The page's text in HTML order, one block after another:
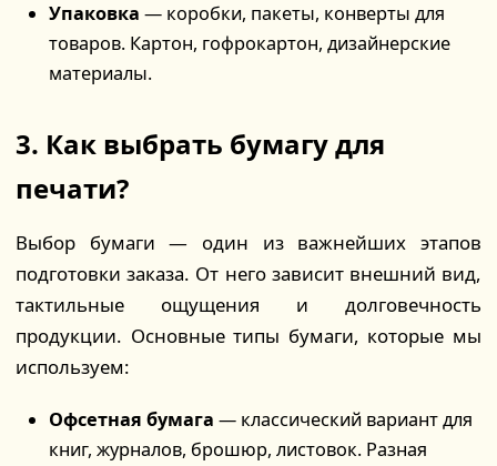
Упаковка — коробки, пакеты, конверты для
товаров. Картон, гофрокартон, дизайнерские
материалы.
3. Как выбрать бумагу для
печати?
Выбор бумаги — один из важнейших этапов
подготовки заказа. От него зависит внешний вид,
тактильные ощущения и долговечность
продукции. Основные типы бумаги, которые мы
используем:
Офсетная бумага — классический вариант для
книг, журналов, брошюр, листовок. Разная